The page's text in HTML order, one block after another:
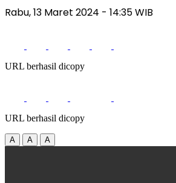
Rabu, 13 Maret 2024 - 14:35 WIB
URL berhasil dicopy
URL berhasil dicopy
A A A